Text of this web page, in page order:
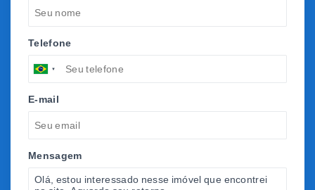
Telefone
E-mail
Mensagem